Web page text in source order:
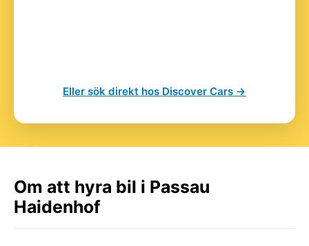
Eller sök direkt hos Discover Cars →
Om att hyra bil i Passau
Haidenhof